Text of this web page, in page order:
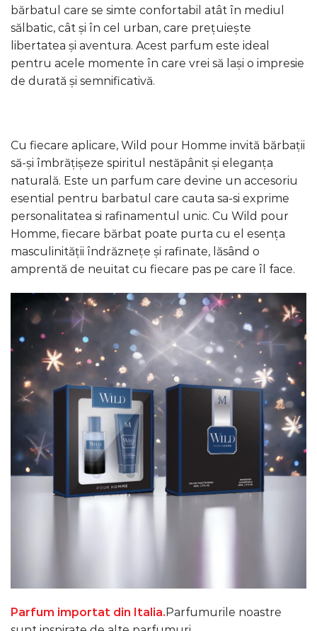
bărbatul care se simte confortabil atât în ​​mediul
sălbatic, cât și în cel urban, care prețuiește
libertatea și aventura. Acest parfum este ideal
pentru acele momente în care vrei să lași o impresie
de durată și semnificativă.
Cu fiecare aplicare, Wild pour Homme invită bărbații
să-și îmbrățișeze spiritul nestăpânit și eleganța
naturală. Este un parfum care devine un accesoriu
esential pentru barbatul care cauta sa-si exprime
personalitatea si rafinamentul unic. Cu Wild pour
Homme, fiecare bărbat poate purta cu el esența
masculinității îndrăznețe și rafinate, lăsând o
amprentă de neuitat cu fiecare pas pe care îl face.
Parfum importat din Italia.Parfumurile noastre